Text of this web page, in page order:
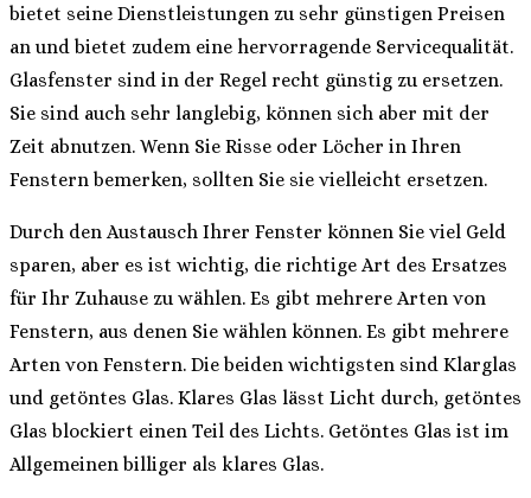
bietet seine Dienstleistungen zu sehr günstigen Preisen
an und bietet zudem eine hervorragende Servicequalität.
Glasfenster sind in der Regel recht günstig zu ersetzen.
Sie sind auch sehr langlebig, können sich aber mit der
Zeit abnutzen. Wenn Sie Risse oder Löcher in Ihren
Fenstern bemerken, sollten Sie sie vielleicht ersetzen.
Durch den Austausch Ihrer Fenster können Sie viel Geld
sparen, aber es ist wichtig, die richtige Art des Ersatzes
für Ihr Zuhause zu wählen. Es gibt mehrere Arten von
Fenstern, aus denen Sie wählen können. Es gibt mehrere
Arten von Fenstern. Die beiden wichtigsten sind Klarglas
und getöntes Glas. Klares Glas lässt Licht durch, getöntes
Glas blockiert einen Teil des Lichts. Getöntes Glas ist im
Allgemeinen billiger als klares Glas.